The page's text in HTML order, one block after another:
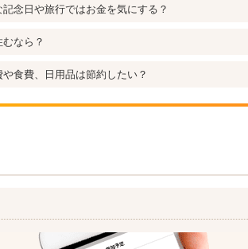
記念日や旅行ではお金を気にする？
なら？
や食費、日用品は節約したい？